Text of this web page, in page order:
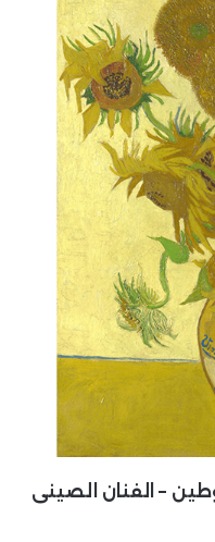
– الفنان الصينى